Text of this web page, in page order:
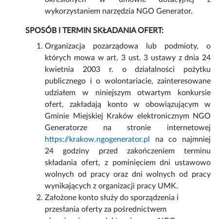
wykorzystaniem narzędzia NGO Generator.
SPOSÓB I TERMIN SKŁADANIA OFERT:
Organizacja pozarządowa lub podmioty, o
których mowa w art. 3 ust. 3 ustawy z dnia 24
kwietnia 2003 r. o działalności pożytku
publicznego i o wolontariacie, zainteresowane
udziałem w niniejszym otwartym konkursie
ofert, zakładają konto w obowiązującym w
Gminie Miejskiej Kraków elektronicznym NGO
Generatorze na stronie internetowej
https://krakow.ngogenerator.pl
na co najmniej
24 godziny przed zakończeniem terminu
składania ofert, z pominięciem dni ustawowo
wolnych od pracy oraz dni wolnych od pracy
wynikających z organizacji pracy UMK.
Założone konto służy do sporządzenia i
przesłania oferty za pośrednictwem